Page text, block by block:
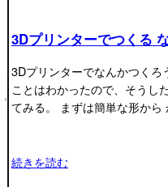
3Dプリンターでつくる
3Dプリンターでなんかつく
ことはわかったので、そうし
てみる。 まずは簡単な形か
続きを読む